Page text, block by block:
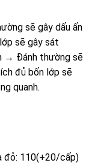
sẽ gây dấu ấn
sẽ gây sát
→ Đánh thường sẽ
đủ bốn lớp sẽ
quanh.
đỏ: 110(+20/cấp)